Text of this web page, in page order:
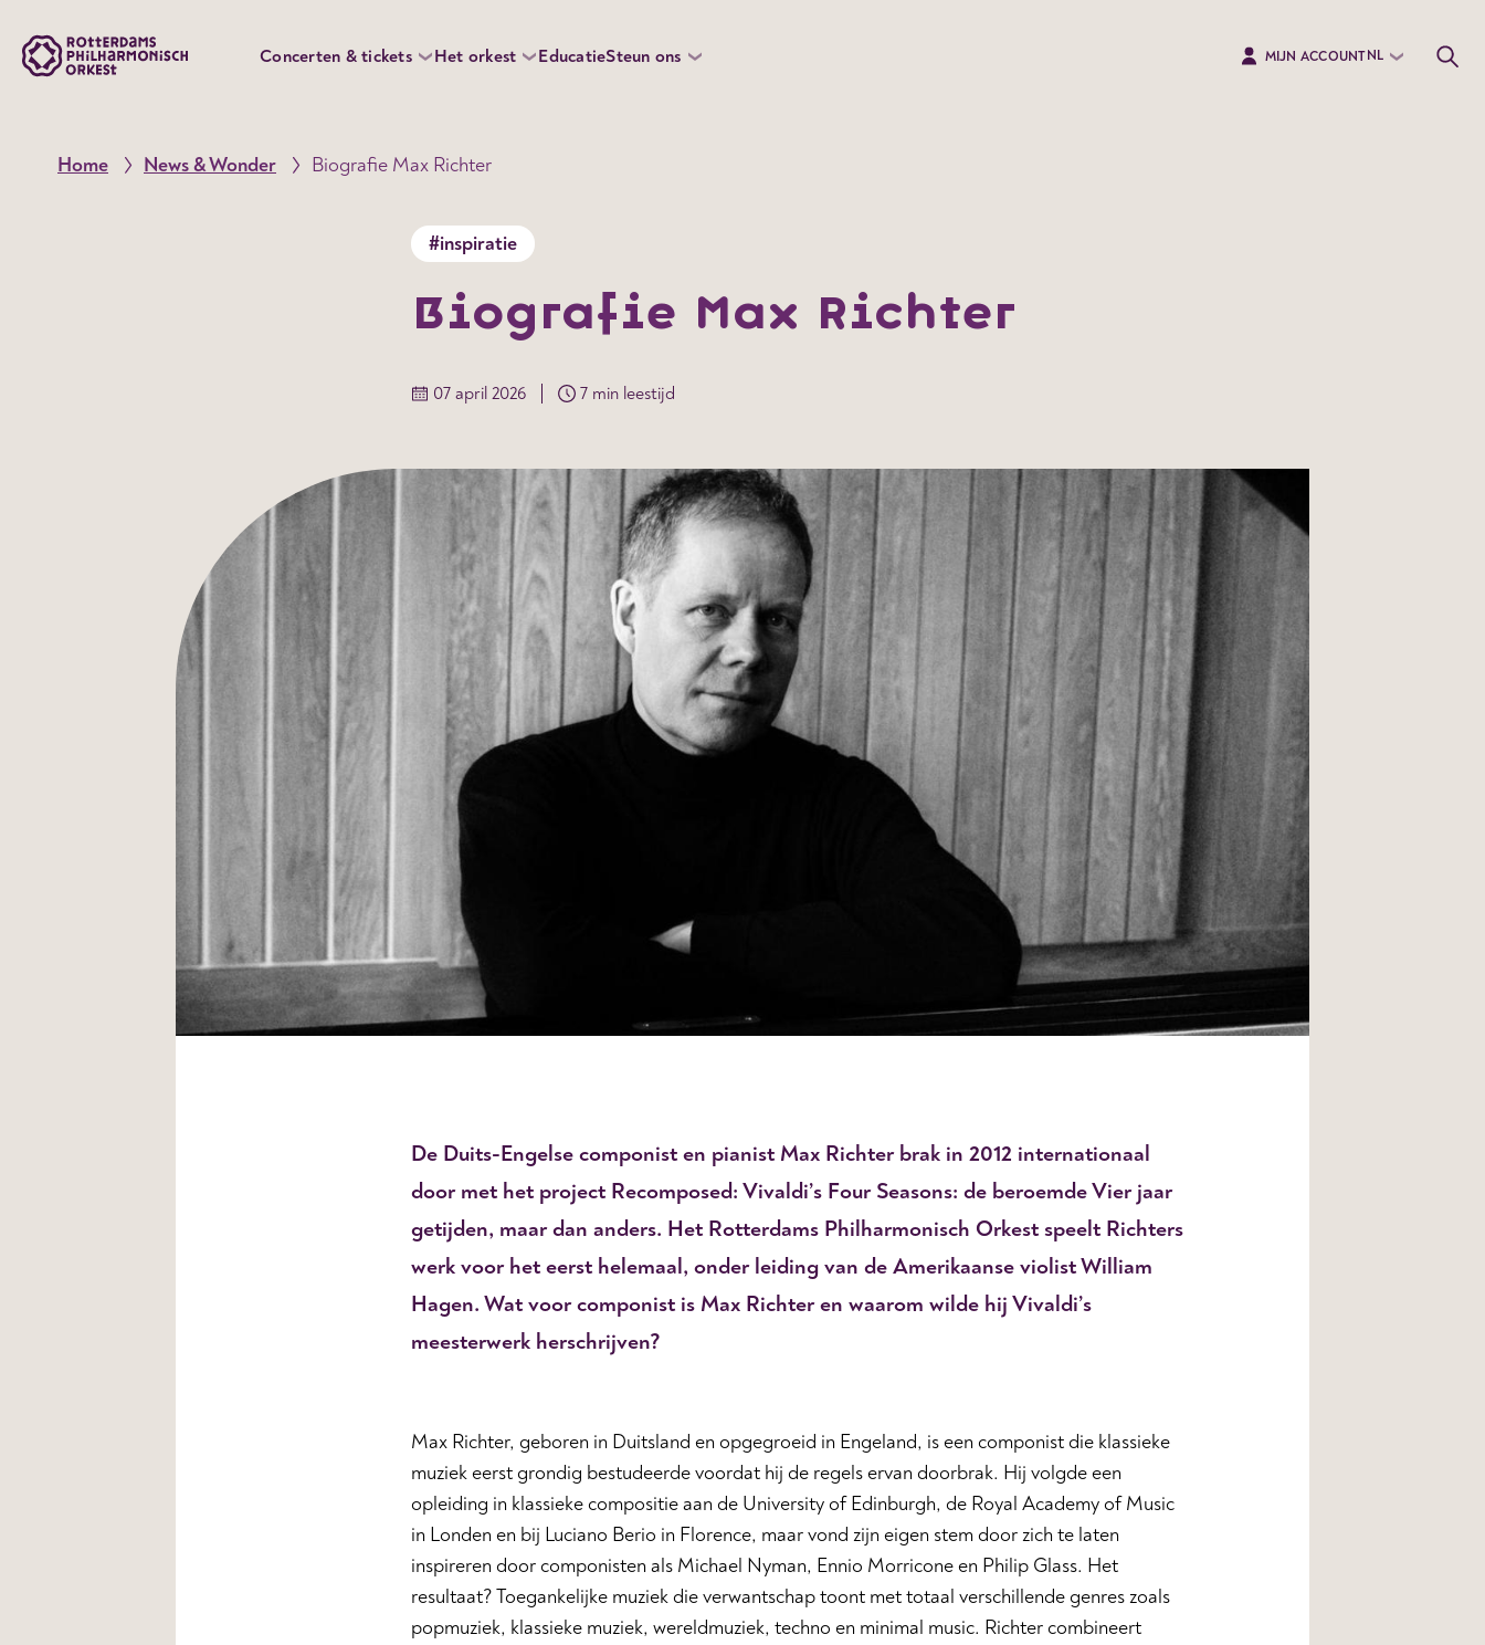
Concerten & tickets Het orkest EducatieSteun ons MIJN ACCOUNTNL
Home News & Wonder Biografie Max Richter
#inspiratie
Biografie Max Richter
07 april 2026 7 min leestijd
De Duits-Engelse componist en pianist Max Richter brak in 2012 internationaal
door met het project Recomposed: Vivaldi’s Four Seasons: de beroemde Vier jaar
getijden, maar dan anders. Het Rotterdams Philharmonisch Orkest speelt Richters
werk voor het eerst helemaal, onder leiding van de Amerikaanse violist William
Hagen. Wat voor componist is Max Richter en waarom wilde hij Vivaldi’s
meesterwerk herschrijven?
Max Richter, geboren in Duitsland en opgegroeid in Engeland, is een componist die klassieke
muziek eerst grondig bestudeerde voordat hij de regels ervan doorbrak. Hij volgde een
opleiding in klassieke compositie aan de University of Edinburgh, de Royal Academy of Music
in Londen en bij Luciano Berio in Florence, maar vond zijn eigen stem door zich te laten
inspireren door componisten als Michael Nyman, Ennio Morricone en Philip Glass. Het
resultaat? Toegankelijke muziek die verwantschap toont met totaal verschillende genres zoals
popmuziek, klassieke muziek, wereldmuziek, techno en minimal music. Richter combineert